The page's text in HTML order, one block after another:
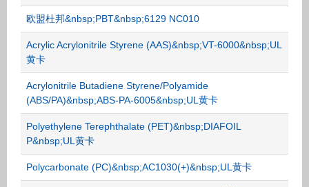
欧盟杜邦&nbsp;PBT&nbsp;6129 NC010
Acrylic Acrylonitrile Styrene (AAS)&nbsp;VT-6000&nbsp;UL
黄卡
Acrylonitrile Butadiene Styrene/Polyamide
(ABS/PA)&nbsp;ABS-PA-6005&nbsp;UL黄卡
Polyethylene Terephthalate (PET)&nbsp;DIAFOIL
P&nbsp;UL黄卡
Polycarbonate (PC)&nbsp;AC1030(+)&nbsp;UL黄卡